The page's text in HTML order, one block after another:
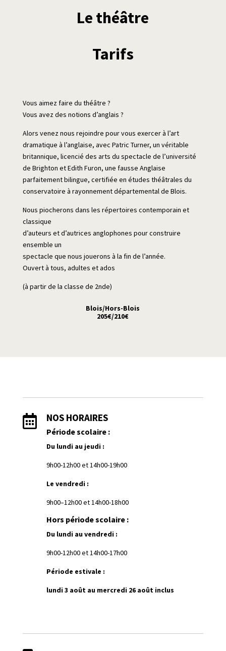
Le théâtre
Tarifs
Vous aimez faire du théâtre ?
Vous avez des notions d’anglais ?
Alors venez nous rejoindre pour vous exercer à l’art
dramatique à l’anglaise, avec Patric Turner, un véritable
britannique, licencié des arts du spectacle de l’université
de Brighton et Edith Furon, une fausse Anglaise
parfaitement bilingue, certifiée en études théâtrales du
conservatoire à rayonnement départemental de Blois.
Nous piocherons dans les répertoires contemporain et
classique
d’auteurs et d’autrices anglophones pour construire
ensemble un
spectacle que nous jouerons à la fin de l’année.
Ouvert à tous, adultes et ados
(à partir de la classe de 2nde)
Blois/Hors-Blois
205€/210€
 NOS HORAIRES
Période scolaire :
Du lundi au jeudi :
9h00-12h00 et14h00-19h00
Le vendredi :
9h00–12h00 et 14h00-18h00
Hors période scolaire :
Du lundi au vendredi :
9h00-12h00 et 14h00-17h00
Période estivale :
lundi 3 août au mercredi 26 août inclus